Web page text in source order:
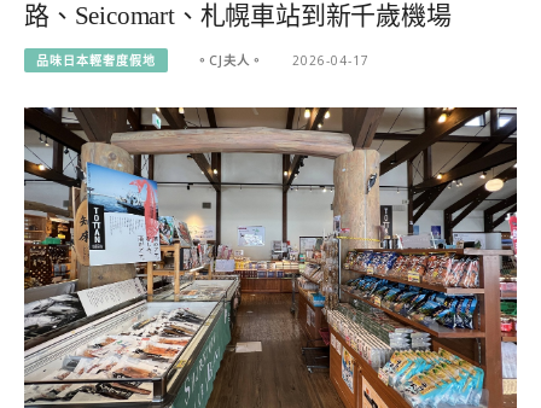
路、Seicomart、札幌車站到新千歲機場
品味日本輕奢度假地 。CJ夫人。 2026-04-17